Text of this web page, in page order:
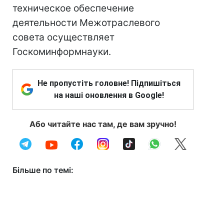
техническое обеспечение
деятельности Межотраслевого
совета осуществляет
Госкоминформнауки.
Не пропустіть головне! Підпишіться
на наші оновлення в Google!
Або читайте нас там, де вам зручно!
Більше по темі: